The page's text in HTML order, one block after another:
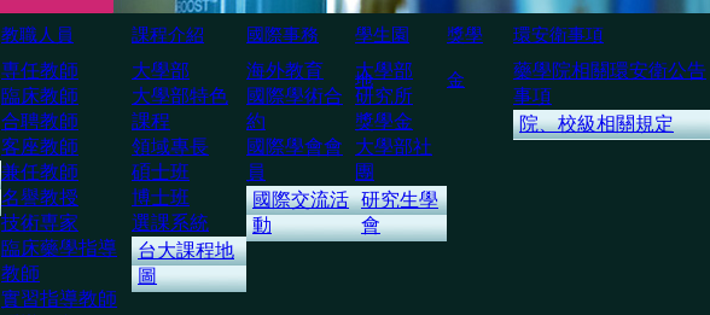
教職人員 課程介紹 國際事務 學生園
地
獎學
金
環安衛事項
専任教師
臨床教師
合聘教師
客座教師
兼任教師
名譽教授
技術専家
臨床藥學指導
教師
實習指導教師
大學部
大學部特色
課程
領域專長
碩士班
博士班
選課系統
台大課程地
圖
海外教育
國際學術合
約
國際學會會
員
國際交流活
動
大學部
研究所
獎學金
大學部社
團
研究生學
會
藥學院相關環安衛公告
事項
院、校級相關規定